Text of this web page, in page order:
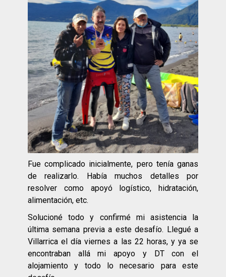
Fue complicado inicialmente, pero tenía ganas
de realizarlo. Había muchos detalles por
resolver como apoyó logístico, hidratación,
alimentación, etc.
Solucioné todo y confirmé mi asistencia la
última semana previa a este desafío. Llegué a
Villarrica el día viernes a las 22 horas, y ya se
encontraban allá mi apoyo y DT con el
alojamiento y todo lo necesario para este